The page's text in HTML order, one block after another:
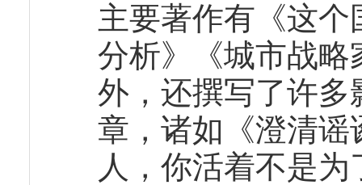
主要著作有《这
分析》《城市战
外，还撰写了许
章，诸如《澄清
人，你活着不是